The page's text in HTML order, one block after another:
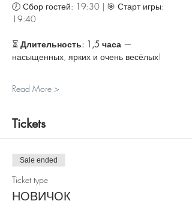
🕖 Сбор гостей: 19:30 | 🎯 Старт игры:
19:40
⏳ Длительность: 1,5 часа —
насыщенных, ярких и очень весёлых!
Read More >
Tickets
Sale ended
Ticket type
НОВИЧОК